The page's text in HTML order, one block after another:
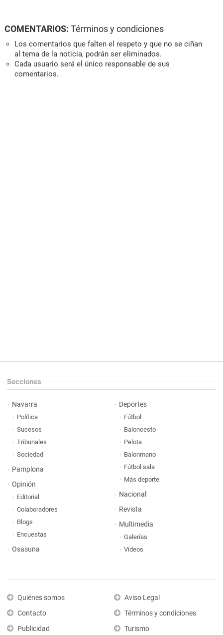
COMENTARIOS: Términos y condiciones
Los comentarios que falten el respeto y que no se ciñan
al tema de la noticia, podrán ser eliminados.
Cada usuario será el único responsable de sus
comentarios.
Secciones
Navarra
Política
Sucesos
Tribunales
Sociedad
Pamplona
Opinión
Editorial
Colaboradores
Blogs
Encuestas
Osasuna
Deportes
Fútbol
Baloncesto
Pelota
Balonmano
Fútbol sala
Más deporte
Nacional
Revista
Multimedia
Galerías
Vídeos
Quiénes somos
Contacto
Publicidad
Aviso Legal
Términos y condiciones
Turismo